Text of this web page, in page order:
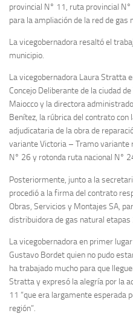
provincial N° 11, ruta provincial
para la ampliación de la red de gas
La vicegobernadora resaltó el
municipio.
La vicegobernadora Laura Stratta
Concejo Deliberante de la ciudad
Maiocco y la directora
Benítez, la rúbrica del contrato con
adjudicataria de la obra de
variante Victoria – Tramo variante
N° 26 y rotonda ruta nacional N°
Posteriormente, junto a la
procedió a la firma del contrato
Obras, Servicios y Montajes SA,
distribuidora de gas natural etapas
La vicegobernadora en primer
Gustavo Bordet quien no pudo
ha trabajado mucho para que
Stratta y expresó la alegría por la
11 “que era largamente esperada
región”.